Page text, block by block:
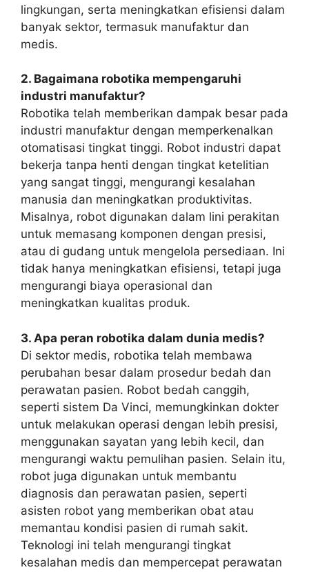
lingkungan, serta meningkatkan efisiensi dalam
banyak sektor, termasuk manufaktur dan
medis.
2. Bagaimana robotika mempengaruhi
industri manufaktur?
Robotika telah memberikan dampak besar pada
industri manufaktur dengan memperkenalkan
otomatisasi tingkat tinggi. Robot industri dapat
bekerja tanpa henti dengan tingkat ketelitian
yang sangat tinggi, mengurangi kesalahan
manusia dan meningkatkan produktivitas.
Misalnya, robot digunakan dalam lini perakitan
untuk memasang komponen dengan presisi,
atau di gudang untuk mengelola persediaan. Ini
tidak hanya meningkatkan efisiensi, tetapi juga
mengurangi biaya operasional dan
meningkatkan kualitas produk.
3. Apa peran robotika dalam dunia medis?
Di sektor medis, robotika telah membawa
perubahan besar dalam prosedur bedah dan
perawatan pasien. Robot bedah canggih,
seperti sistem Da Vinci, memungkinkan dokter
untuk melakukan operasi dengan lebih presisi,
menggunakan sayatan yang lebih kecil, dan
mengurangi waktu pemulihan pasien. Selain itu,
robot juga digunakan untuk membantu
diagnosis dan perawatan pasien, seperti
asisten robot yang memberikan obat atau
memantau kondisi pasien di rumah sakit.
Teknologi ini telah mengurangi tingkat
kesalahan medis dan mempercepat perawatan